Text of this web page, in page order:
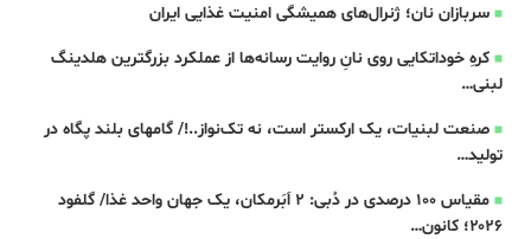
سربازان نان؛ ژنرال‌های همیشگی امنیت غذایی ایران
کرهِ خوداتکایی روی نانِ روایت‌ رسانه‌ها از عملکرد بزرگترین هلدینگ
لبنی…
صنعت لبنیات، یک ارکستر است، نه تک‌نواز..!/ گامهای بلند پگاه در
تولید…
مقیاس ۱۰۰ درصدی در دُبی: 2 اَبَرمکان، یک جهان واحد غذا/ گلفود
۲۰۲۶؛ کانون…